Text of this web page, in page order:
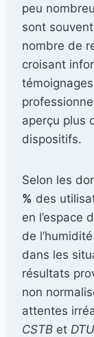
peu
sont
nombre de
croisant
aperçu plus
dispositifs.
Selon les
% des
en l’espace
de
dans les
résultats
non
attentes
CSTB et